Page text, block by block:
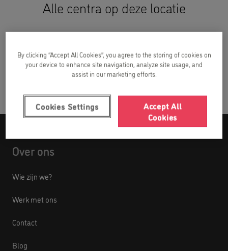
Alle centra op deze locatie
Kids&Us Namur
Over ons
Wie zijn we?
Werk met ons
Contact
Blog
By clicking “Accept All Cookies”, you agree to the storing of cookies on
your device to enhance site navigation, analyze site usage, and
assist in our marketing efforts.
Accept All
Cookies
Cookies Settings